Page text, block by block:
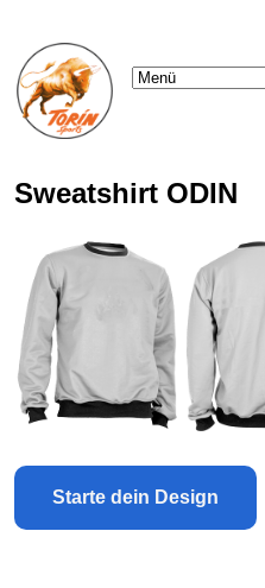
Sweatshirt ODIN
Starte dein Design